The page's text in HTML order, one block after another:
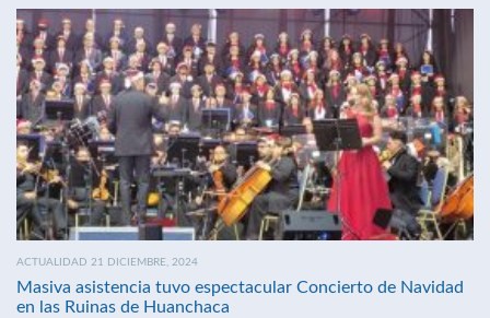
ACTUALIDAD 21 DICIEMBRE, 2024
Masiva asistencia tuvo espectacular Concierto de Navidad
en las Ruinas de Huanchaca